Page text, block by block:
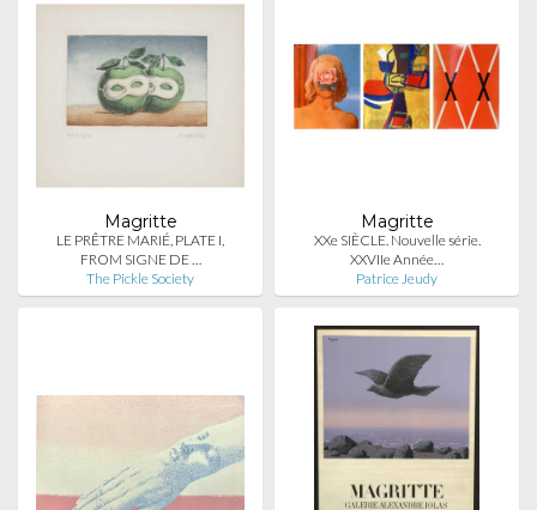
Magritte
LE PRÊTRE MARIÉ, PLATE I,
FROM SIGNE DE …
The Pickle Society
Magritte
XXe SIÈCLE. Nouvelle série.
XXVIIe Année…
Patrice Jeudy